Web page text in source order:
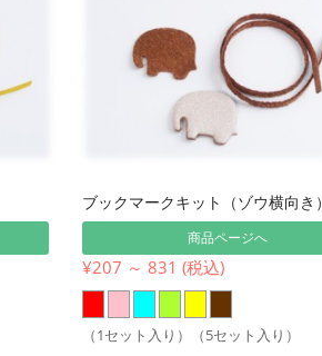
ブックマークキット（ゾウ横向き）
商品ページへ
¥207 ～ 831 (税込)
（1セット入り）（5セット入り）